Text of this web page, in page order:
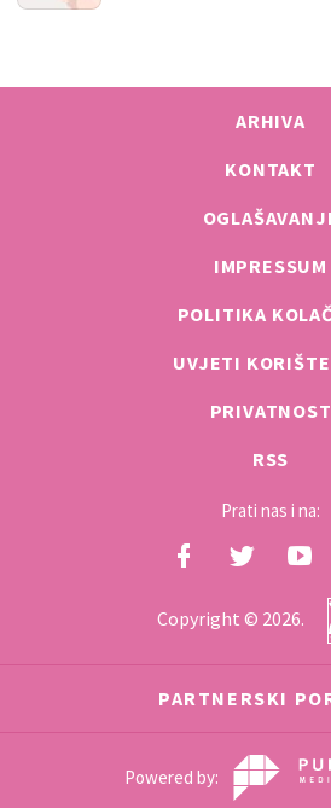
ARHIVA
KONTAKT
IMPRESSUM
POLITIKA
UVJETI
PRIVATNOST
RSS
Prati nas i na:
Copyright © 2026.
PARTNERSKI
Powered by: